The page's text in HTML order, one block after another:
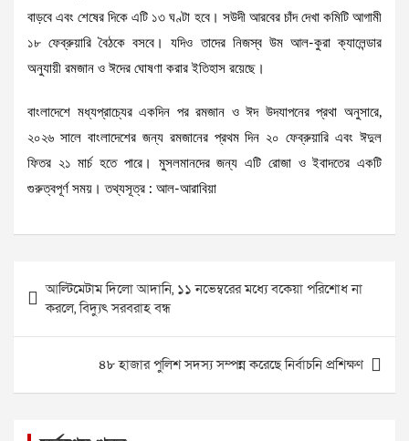
বাড়বে এবং শেষের দিকে এটি ১৩ ঘণ্টা হবে। সউদী আরবের চাঁদ দেখা কমিটি আগামী
১৮ ফেব্রুয়ারি বৈঠকে বসবে। যদিও তাদের নিজস্ব উম আল-কুরা ক্যালেন্ডার
অনুযায়ী রমজান ও ঈদের ঘোষণা করার ইতিহাস রয়েছে।
বাংলাদেশে মধ্যপ্রাচ্যের একদিন পর রমজান ও ঈদ উদযাপনের প্রথা অনুসারে,
২০২৬ সালে বাংলাদেশের জন্য রমজানের প্রথম দিন ২০ ফেব্রুয়ারি এবং ঈদুল
ফিতর ২১ মার্চ হতে পারে। মুসলমানদের জন্য এটি রোজা ও ইবাদতের একটি
গুরুত্বপূর্ণ সময়। তথ্যসূত্র : আল-আরাবিয়া
navigation
আল্টিমেটাম দিলো আদানি, ১১ নভেম্বরের মধ্যে বকেয়া পরিশোধ না
করলে, বিদ্যুৎ সরবরাহ বন্ধ
৪৮ হাজার পুলিশ সদস্য সম্পন্ন করেছে নির্বাচনি প্রশিক্ষণ